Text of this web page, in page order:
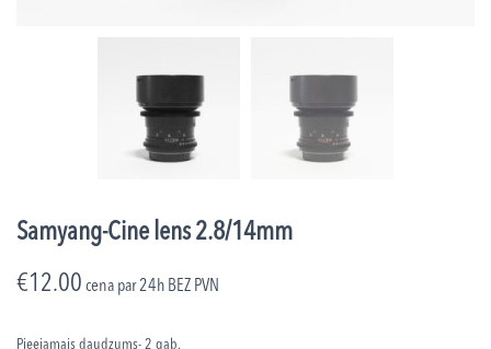
Samyang-Cine lens 2.8/14mm
€12.00 cena par 24h BEZ PVN
Pieejamais daudzums- 2 gab.